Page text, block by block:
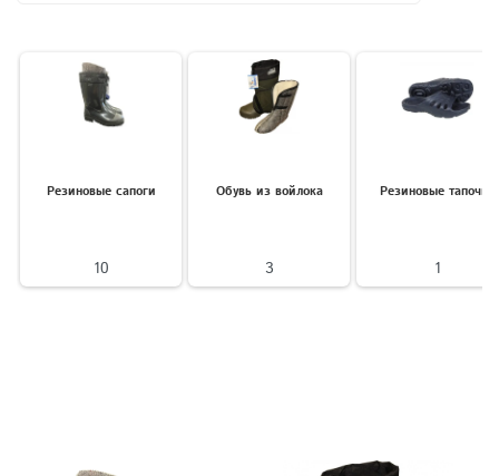
Резиновые сапоги
10
Обувь из войлока
3
Резиновые тапочки
1